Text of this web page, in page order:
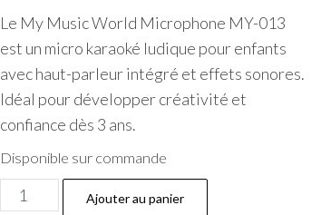
Le My Music World Microphone MY-013
est un micro karaoké ludique pour enfants
avec haut-parleur intégré et effets sonores.
Idéal pour développer créativité et
confiance dès 3 ans.
Disponible sur commande
Ajouter au panier